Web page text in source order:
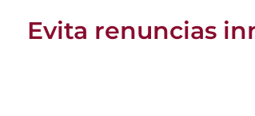
Evita renuncias